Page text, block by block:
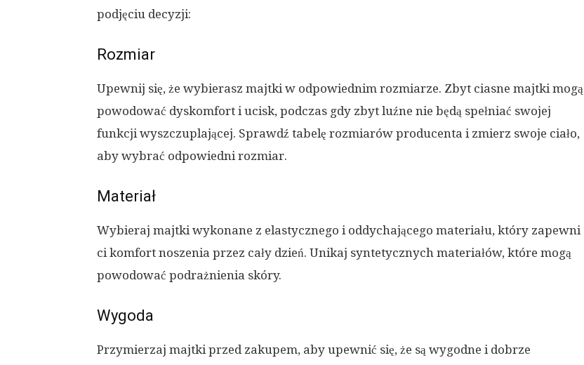
podjęciu decyzji:
Rozmiar
Upewnij się, że wybierasz majtki w odpowiednim rozmiarze. Zbyt ciasne majtki mogą
powodować dyskomfort i ucisk, podczas gdy zbyt luźne nie będą spełniać swojej
funkcji wyszczuplającej. Sprawdź tabelę rozmiarów producenta i zmierz swoje ciało,
aby wybrać odpowiedni rozmiar.
Materiał
Wybieraj majtki wykonane z elastycznego i oddychającego materiału, który zapewni
ci komfort noszenia przez cały dzień. Unikaj syntetycznych materiałów, które mogą
powodować podrażnienia skóry.
Wygoda
Przymierzaj majtki przed zakupem, aby upewnić się, że są wygodne i dobrze